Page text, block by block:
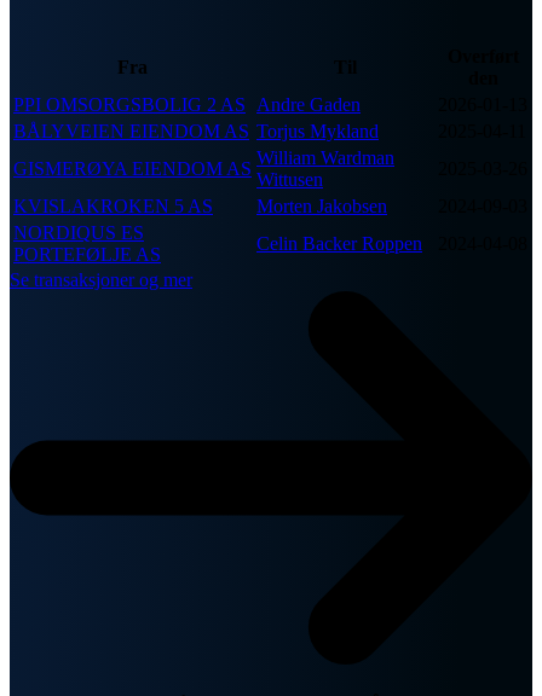
Fra Til
PPI OMSORGSBOLIG 2 AS
Andre Gaden
BÅLYVEIEN EIENDOM AS Torjus Mykland
GISMERØYA EIENDOM AS
William Wardman
Wittusen
KVISLAKROKEN 5 AS
Morten Jakobsen
NORDIQUS ES
PORTEFØLJE AS
Celin Backer Roppen
Se transaksjoner og mer